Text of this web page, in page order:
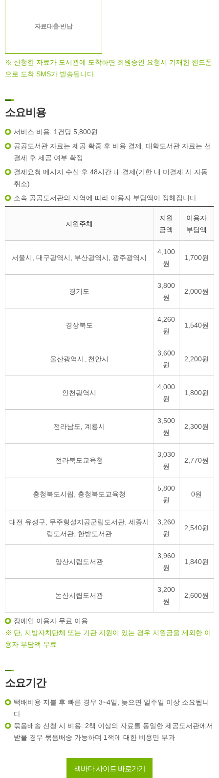
자료대출·반납
※ 신청한 자료가 도서관에 도착하면 회원승인 요청시 기재한 핸드폰
으로 도착 SMS가 발송됩니다.
소요비용
서비스 비용: 1건당 5,800원
공공도서관 자료는 제공 확중 후 비용 결제, 대학도서관 자료는 선
결제 후 제공 여부 확정
결제요청 메시지 수신 후 48시간 내 결제(기한 내 미결제 시 자동
취소)
소속 공공도서관의 지역에 따라 이용자 부담액이 정해집니다
지원주체
지원
금액
이용자
부담액
서울시, 대구광역시, 부산광역시, 광주광역시
4,100
원
1,700원
경기도
3,800
원
2,000원
경상북도
4,260
원
1,540원
울산광역시, 천안시
3,600
원
2,200원
인천광역시
4,000
원
1,800원
전라남도, 계룡시
3,500
원
2,300원
전라북도교육청
3,030
원
2,770원
충청북도시립, 충청북도교육청
5,800
원
0원
대전 유성구, 무주형설지공군립도서관, 세종시
립도서관, 한밭도서관
3,260
원
2,540원
양산시립도서관
3,960
원
1,840원
논산시립도서관
3,200
원
2,600원
장애인 이용자 무료 이용
※ 단, 지방자치단체 또는 기관 지원이 있는 경우 지원금을 제외한 이
용자 부담액 무료
소요기간
택배비용 지불 후 빠른 경우 3~4일, 늦으면 일주일 이상 소요됩니
다.
묶음배송 신청 시 비용: 2책 이상의 자료를 동일한 제공도서관에서
받을 경우 묶음배송 가능하며 1책에 대한 비용만 부과
책바다 사이트 바로가기